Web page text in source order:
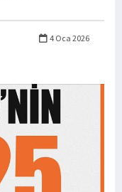
4 Oca 2026